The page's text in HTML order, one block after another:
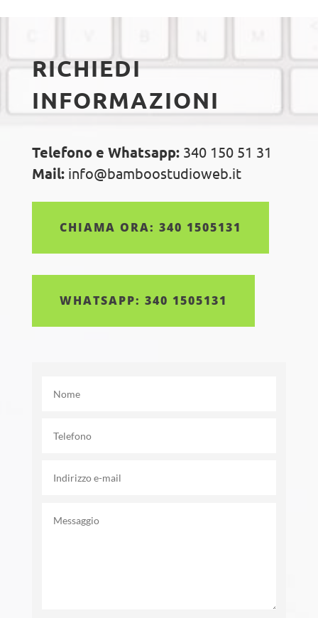
RICHIEDI
INFORMAZIONI
Telefono e Whatsapp:340 150 51 31
Mail:info@bamboostudioweb.it
CHIAMA ORA: 340 1505131
WHATSAPP: 340 1505131